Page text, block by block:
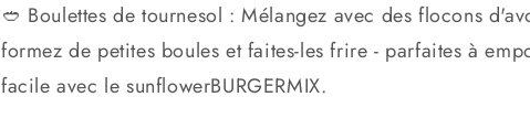
🥙 Boulettes de tournesol : Mélangez avec des flocons
formez de petites boules et faites-les frire - parfaites à
facile avec le sunflowerBURGERMIX.